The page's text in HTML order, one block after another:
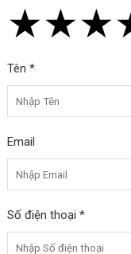
★
★★
★★★
★★★
★★★
Tên *
Email
Số điện thoại *